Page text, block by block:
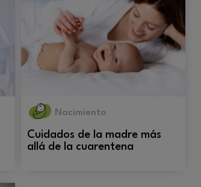
Nacimiento
Cuidados de la madre más
allá de la cuarentena